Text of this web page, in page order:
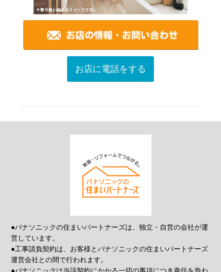
お店に電話をする
●パナソニックの住まいパートナーズは、独立・自営の会社が運
営しています。
●工事請負契約は、お客様とパナソニックの住まいパートナーズ
運営会社との間で行われます。
●パナソニックは当該契約にかかる一切の事項につき責任を負わ